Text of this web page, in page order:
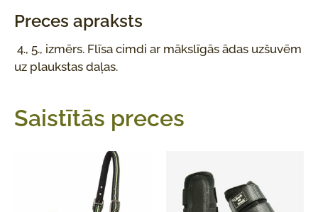
Preces apraksts
4., 5., izmērs. Flīsa cimdi ar mākslīgās ādas uzšuvēm
uz plaukstas daļas.
Saistītās preces